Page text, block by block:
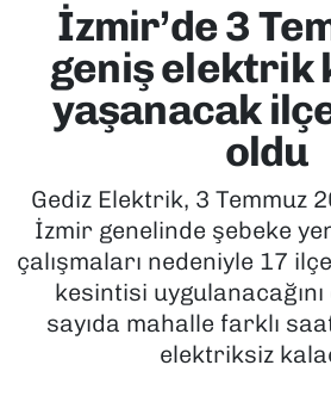
İzmir’de 3
geniş elektrik
yaşanacak
oldu
Gediz Elektrik, 3 Temmuz
İzmir genelinde şebeke
çalışmaları nedeniyle 17
kesintisi
sayıda mahalle farklı
elektriksiz
EKONOMİ
KÜLTÜR SANAT
POLİTİKA
SAĞLIK
Tüm Manşetler
Son Dakika Haberleri